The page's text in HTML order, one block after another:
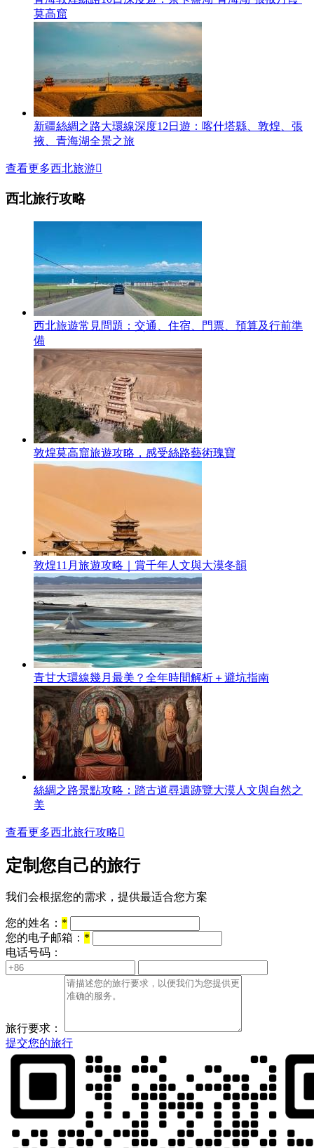
莫高窟
新疆絲綢之路大環線深度12日遊：喀什塔縣、敦煌、張
掖、青海湖全景之旅
查看更多西北旅游
西北旅行攻略
西北旅遊常見問題：交通、住宿、門票、預算及行前準
備
敦煌莫高窟旅遊攻略，感受絲路藝術瑰寶
敦煌11月旅遊攻略｜賞千年人文與大漠冬韻
青甘大環線幾月最美？全年時間解析＋避坑指南
絲綢之路景點攻略：踏古道尋遺跡覽大漠人文與自然之
美
查看更多西北旅行攻略
定制您自己的旅行
我们会根据您的需求，提供最适合您方案
您的姓名： *
您的电子邮箱： *
电话号码：
旅行要求：
提交您的旅行